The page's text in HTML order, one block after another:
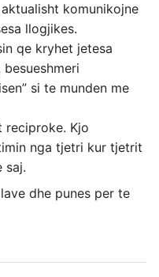
komunikojne
llogjikes.
qe kryhet jetesa
si te munden me
reciproke. Kjo
nga tjetri kur tjetrit
saj.
dhe punes per te